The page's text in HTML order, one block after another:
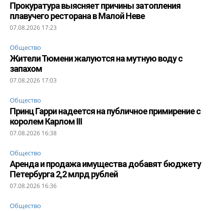
Прокуратура выясняет причины затопления
плавучего ресторана в Малой Неве
07.08.2026 17:23
Общество
Жители Тюмени жалуются на мутную воду с
запахом
07.08.2026 17:03
Общество
Принц Гарри надеется на публичное примирение с
королем Карлом III
07.08.2026 16:38
Общество
Аренда и продажа имущества добавят бюджету
Петербурга 2,2 млрд рублей
07.08.2026 16:36
Общество